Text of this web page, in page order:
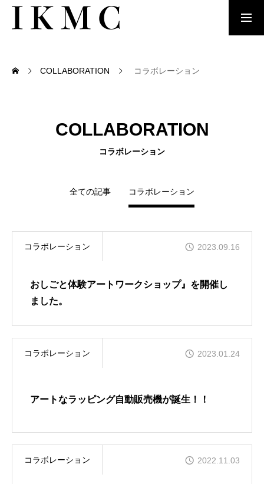
あっぷサクラフト
COLLABORATION コラボレーション
COLLABORATION
コラボレーション
全ての記事 コラボレーション
コラボレーション 2023.09.16
おしごと体験アートワークショップ』を開催し
ました。
コラボレーション 2023.01.24
アートなラッピング自動販売機が誕生！！
コラボレーション 2022.11.03